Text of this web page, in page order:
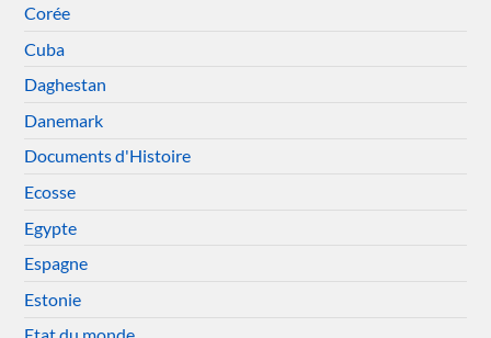
Corée
Cuba
Daghestan
Danemark
Documents d'Histoire
Ecosse
Egypte
Espagne
Estonie